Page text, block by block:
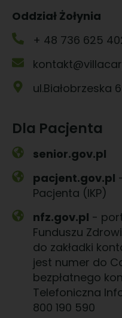
Oddział Żołynia
+ 48 736 625
ul.Białobrzeska
Dla Pacjenta
senior.gov.pl
pacjent.gov.pl
Pacjenta (IKP)
nfz.gov.pl -
Funduszu
do zakładki
jest numer do
bezpłatnego
Telefoniczna
800 190 590